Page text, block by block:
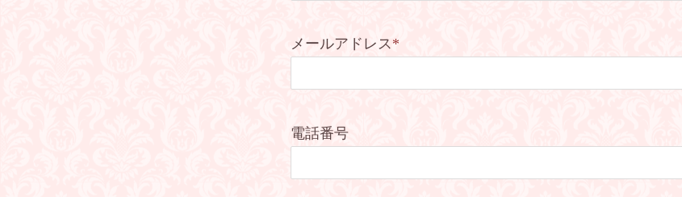
メールアドレス*
電話番号